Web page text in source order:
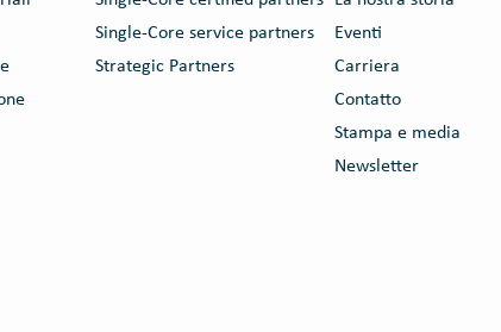
Single-Core service partners
Strategic Partners
Eventi
Carriera
Contatto
Stampa e media
Newsletter